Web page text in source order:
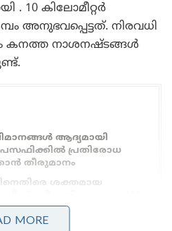
. 10 കിലോമീറ്റർ
അനുഭവപ്പെട്ടത്. നിരവധി
കനത്ത നാശനഷ്ടങ്ങൾ
ആദ്യമായി
പസഫിക്കിൽ പ്രതിരോധ
തീരുമാനം
ശക്തമായ
മഹാരാഷ്ട്ര സർക്കാർ
MORE